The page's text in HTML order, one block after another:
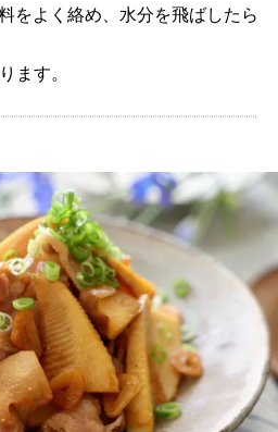
ます。